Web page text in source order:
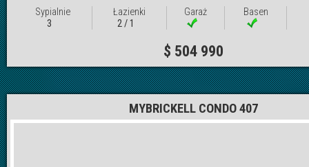
Sypialnie
3
Łazienki
2 / 1
Garaż Basen
$ 504 990
MYBRICKELL CONDO 407